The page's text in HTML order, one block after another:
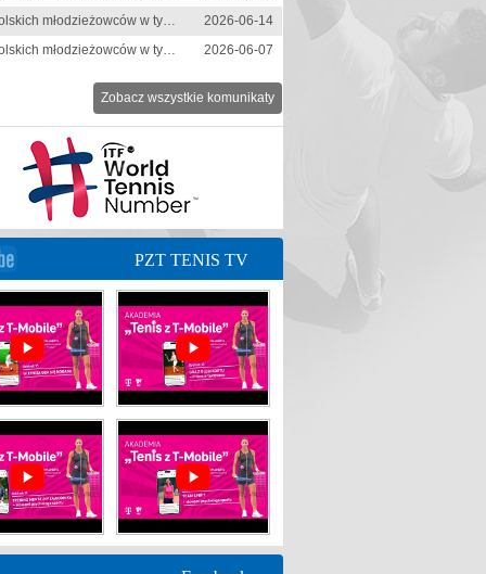
Wyniki polskich młodzieżowców w tygodniu 8-14 czerwca 2026 r.
2026-06-14
Wyniki polskich młodzieżowców w tygodniu 1-7 czerwca 2026 r.
2026-06-07
Zobacz wszystkie komunikaty
PZT TENIS TV